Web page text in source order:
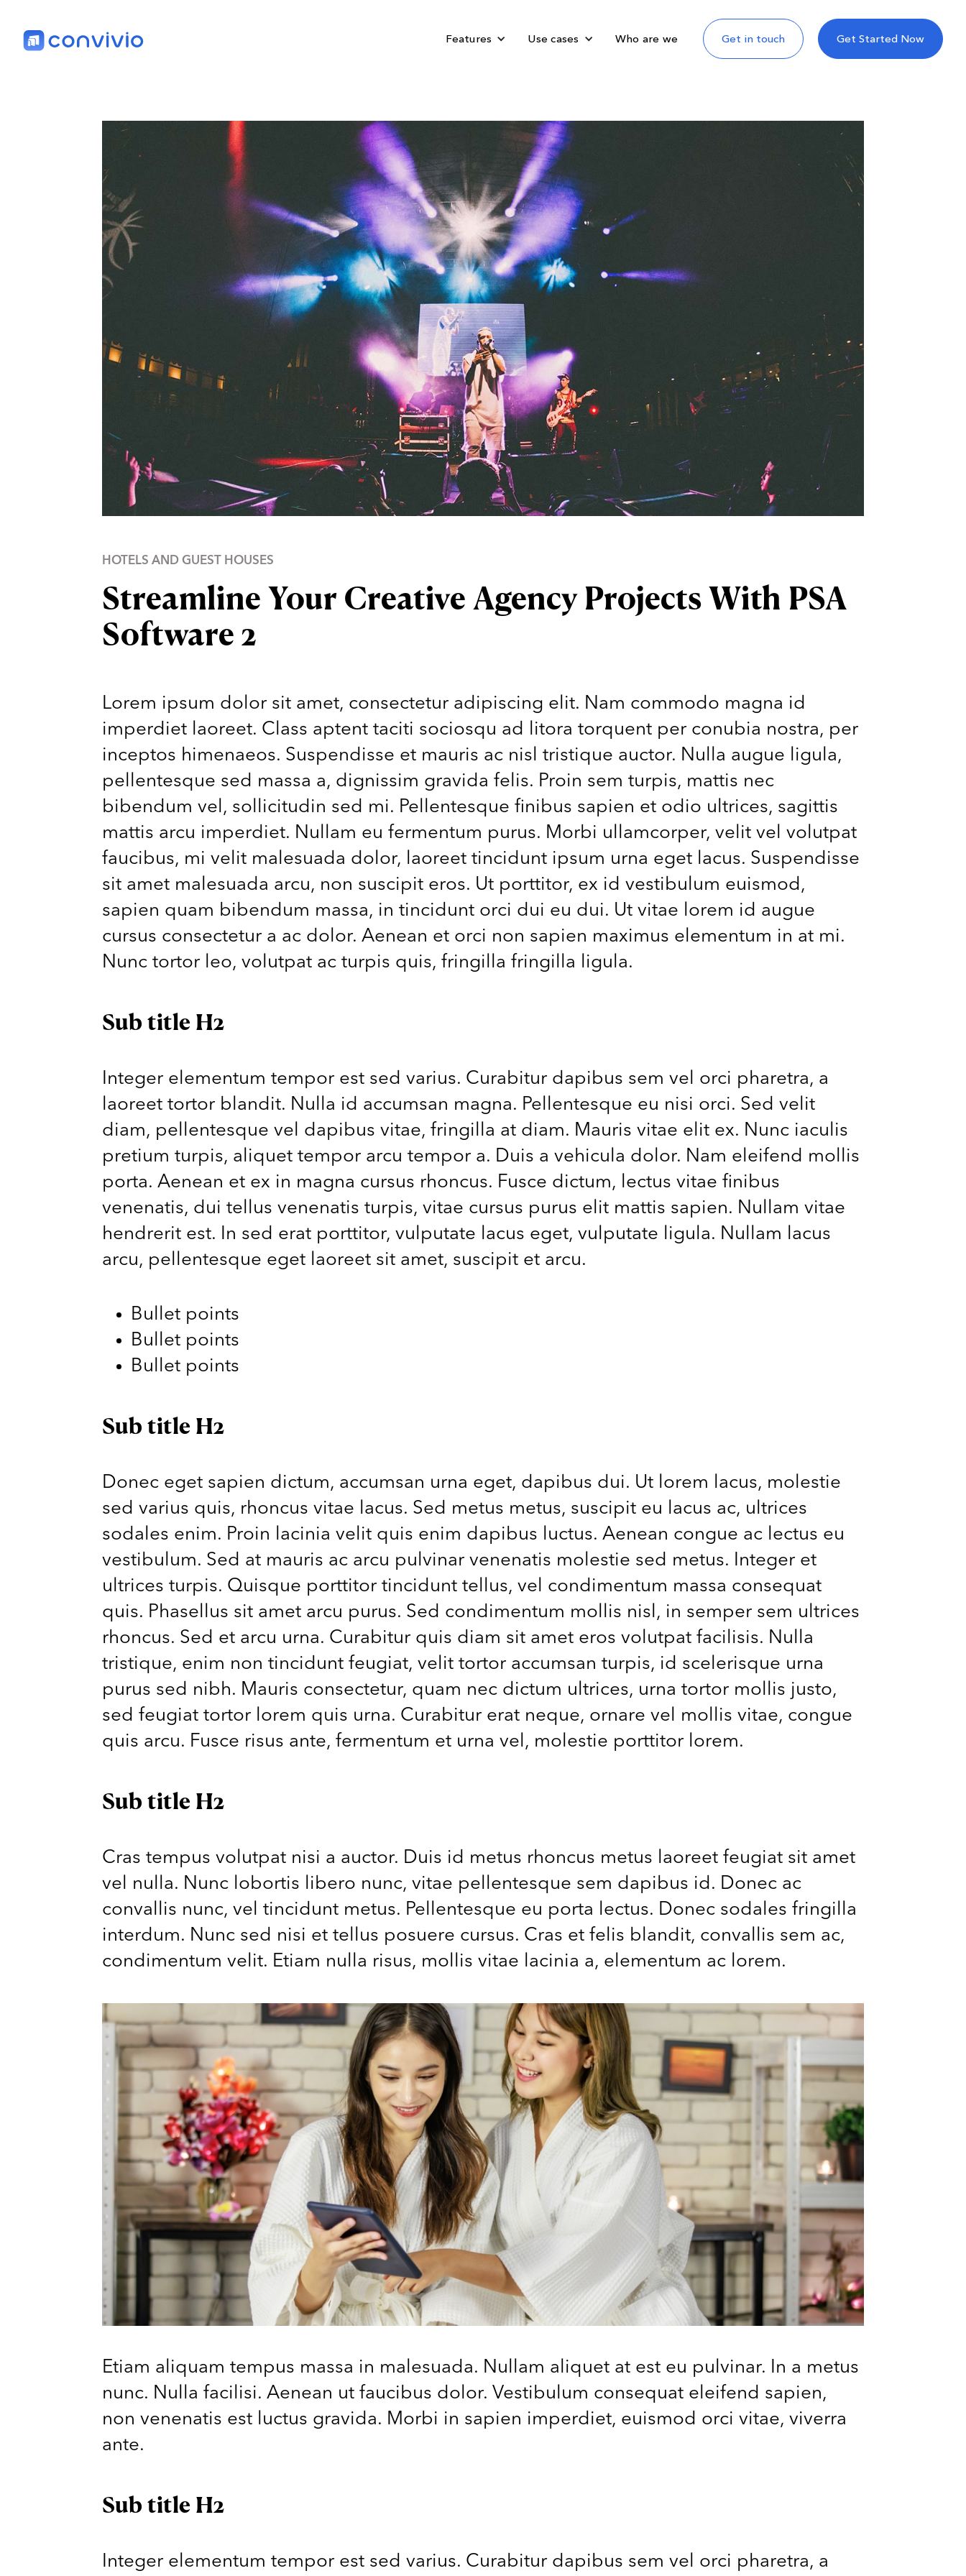
Features Use cases Who are we Get in touch Get Started Now
HOTELS AND GUEST HOUSES
Streamline Your Creative Agency Projects With PSA
Software 2
Lorem ipsum dolor sit amet, consectetur adipiscing elit. Nam commodo magna id
imperdiet laoreet. Class aptent taciti sociosqu ad litora torquent per conubia nostra, per
inceptos himenaeos. Suspendisse et mauris ac nisl tristique auctor. Nulla augue ligula,
pellentesque sed massa a, dignissim gravida felis. Proin sem turpis, mattis nec
bibendum vel, sollicitudin sed mi. Pellentesque finibus sapien et odio ultrices, sagittis
mattis arcu imperdiet. Nullam eu fermentum purus. Morbi ullamcorper, velit vel volutpat
faucibus, mi velit malesuada dolor, laoreet tincidunt ipsum urna eget lacus. Suspendisse
sit amet malesuada arcu, non suscipit eros. Ut porttitor, ex id vestibulum euismod,
sapien quam bibendum massa, in tincidunt orci dui eu dui. Ut vitae lorem id augue
cursus consectetur a ac dolor. Aenean et orci non sapien maximus elementum in at mi.
Nunc tortor leo, volutpat ac turpis quis, fringilla fringilla ligula.
Sub title H2
Integer elementum tempor est sed varius. Curabitur dapibus sem vel orci pharetra, a
laoreet tortor blandit. Nulla id accumsan magna. Pellentesque eu nisi orci. Sed velit
diam, pellentesque vel dapibus vitae, fringilla at diam. Mauris vitae elit ex. Nunc iaculis
pretium turpis, aliquet tempor arcu tempor a. Duis a vehicula dolor. Nam eleifend mollis
porta. Aenean et ex in magna cursus rhoncus. Fusce dictum, lectus vitae finibus
venenatis, dui tellus venenatis turpis, vitae cursus purus elit mattis sapien. Nullam vitae
hendrerit est. In sed erat porttitor, vulputate lacus eget, vulputate ligula. Nullam lacus
arcu, pellentesque eget laoreet sit amet, suscipit et arcu.
Bullet points
Bullet points
Bullet points
Sub title H2
Donec eget sapien dictum, accumsan urna eget, dapibus dui. Ut lorem lacus, molestie
sed varius quis, rhoncus vitae lacus. Sed metus metus, suscipit eu lacus ac, ultrices
sodales enim. Proin lacinia velit quis enim dapibus luctus. Aenean congue ac lectus eu
vestibulum. Sed at mauris ac arcu pulvinar venenatis molestie sed metus. Integer et
ultrices turpis. Quisque porttitor tincidunt tellus, vel condimentum massa consequat
quis. Phasellus sit amet arcu purus. Sed condimentum mollis nisl, in semper sem ultrices
rhoncus. Sed et arcu urna. Curabitur quis diam sit amet eros volutpat facilisis. Nulla
tristique, enim non tincidunt feugiat, velit tortor accumsan turpis, id scelerisque urna
purus sed nibh. Mauris consectetur, quam nec dictum ultrices, urna tortor mollis justo,
sed feugiat tortor lorem quis urna. Curabitur erat neque, ornare vel mollis vitae, congue
quis arcu. Fusce risus ante, fermentum et urna vel, molestie porttitor lorem.
Sub title H2
Cras tempus volutpat nisi a auctor. Duis id metus rhoncus metus laoreet feugiat sit amet
vel nulla. Nunc lobortis libero nunc, vitae pellentesque sem dapibus id. Donec ac
convallis nunc, vel tincidunt metus. Pellentesque eu porta lectus. Donec sodales fringilla
interdum. Nunc sed nisi et tellus posuere cursus. Cras et felis blandit, convallis sem ac,
condimentum velit. Etiam nulla risus, mollis vitae lacinia a, elementum ac lorem.
Etiam aliquam tempus massa in malesuada. Nullam aliquet at est eu pulvinar. In a metus
nunc. Nulla facilisi. Aenean ut faucibus dolor. Vestibulum consequat eleifend sapien,
non venenatis est luctus gravida. Morbi in sapien imperdiet, euismod orci vitae, viverra
ante.
Sub title H2
Integer elementum tempor est sed varius. Curabitur dapibus sem vel orci pharetra, a